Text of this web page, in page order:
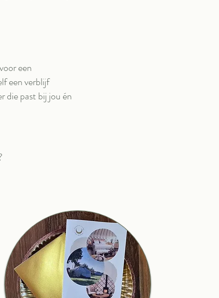
een
een verblijf
die past bij jou én